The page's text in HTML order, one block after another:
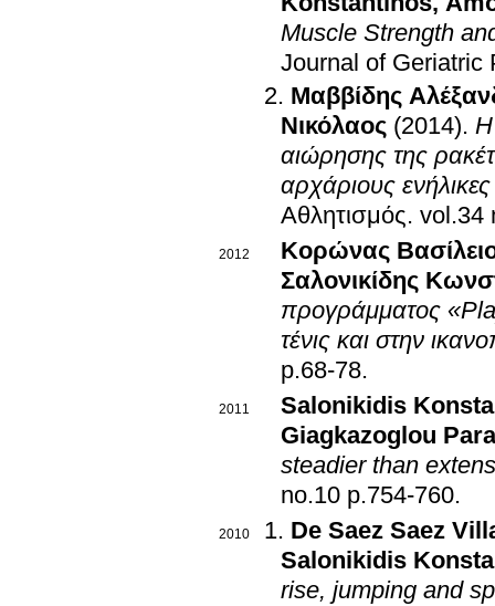
Muscle Strength
Journal of Geriatric
Μαββίδης
Νικόλαος (2014). Η
αιώρησης της
αρχάριους
Αθλητισμός.
2012
Κορώνας
Σαλονικίδης
προγράμματος «Play and Stay» στην
τένις και στην
p.68-78.
2011
Salonikidis
Giagkazoglou
steadier than
no.10 p.754-760.
2010
De Saez Saez
Salonikidis
rise, jumping and